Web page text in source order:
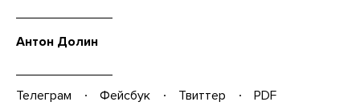
Антон Долин
Телеграм Фейсбук Твиттер
PDF